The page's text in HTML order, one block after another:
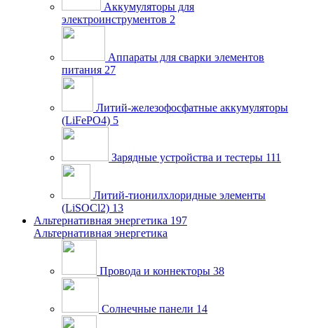
Аккумуляторы для
электроинструментов 2
Аппараты для сварки элементов
питания 27
Литий-железофосфатные аккумуляторы
(LiFePO4) 5
Зарядные устройства и тестеры 111
Литий-тионилхлоридные элементы
(LiSOCl2) 13
Альтернативная энергетика 197
Альтернативная энергетика
Провода и коннекторы 38
Солнечные панели 14